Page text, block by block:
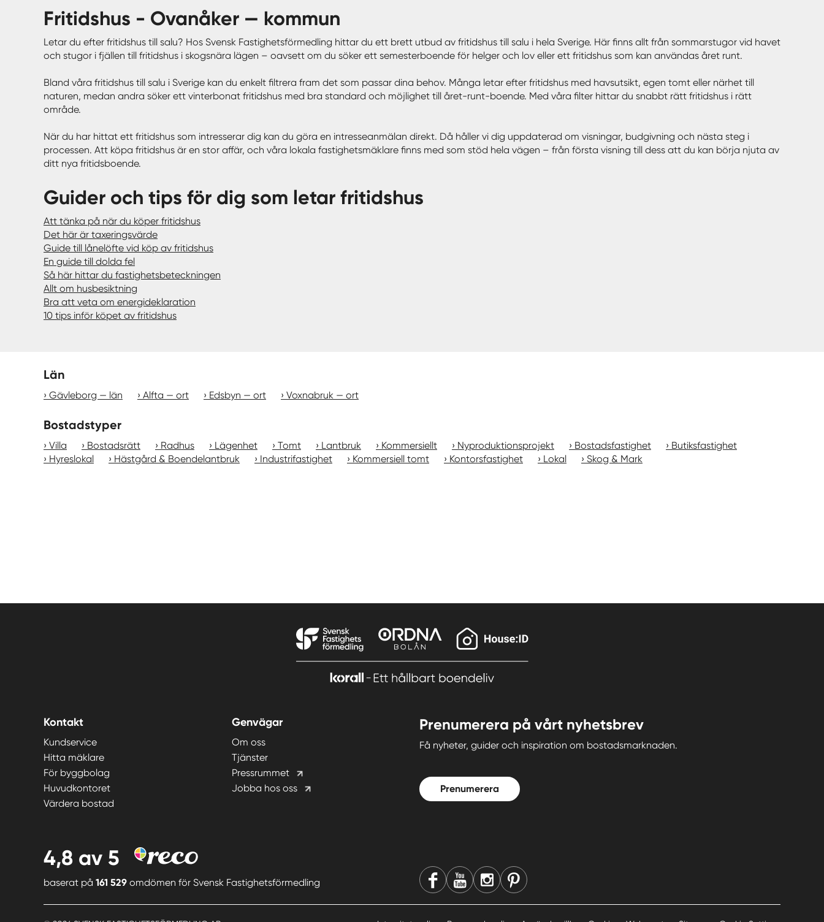
fritidshus - Ovanåker — kommun
Letar du efter fritidshus till salu? Hos Svensk Fastighetsförmedling hittar du ett brett utbud av fritidshus till salu i hela Sverige. Här finns allt från sommarstugor vid havet
och stugor i fjällen till fritidshus i skogsnära lägen – oavsett om du söker ett semesterboende för helger och lov eller ett fritidshus som kan användas året runt.
Bland våra fritidshus till salu i Sverige kan du enkelt filtrera fram det som passar dina behov. Många letar efter fritidshus med havsutsikt, egen tomt eller närhet till
naturen, medan andra söker ett vinterbonat fritidshus med bra standard och möjlighet till året-runt-boende. Med våra filter hittar du snabbt rätt fritidshus i rätt
område.
När du har hittat ett fritidshus som intresserar dig kan du göra en intresseanmälan direkt. Då håller vi dig uppdaterad om visningar, budgivning och nästa steg i
processen. Att köpa fritidshus är en stor affär, och våra lokala fastighetsmäklare finns med som stöd hela vägen – från första visning till dess att du kan börja njuta av
ditt nya fritidsboende.
Guider och tips för dig som letar fritidshus
Att tänka på när du köper fritidshus
Det här är taxeringsvärde
Guide till lånelöfte vid köp av fritidshus
En guide till dolda fel
Så här hittar du fastighetsbeteckningen
Allt om husbesiktning
Bra att veta om energideklaration
10 tips inför köpet av fritidshus
Län
Gävleborg — län Alfta — ort Edsbyn — ort Voxnabruk — ort
Bostadstyper
Villa Bostadsrätt Radhus Lägenhet Tomt Lantbruk Kommersiellt Nyproduktionsprojekt Bostadsfastighet
Butiksfastighet
Hyreslokal
Hästgård & Boendelantbruk Industrifastighet Kommersiell tomt Kontorsfastighet Lokal Skog & Mark
Kontakt
Kundservice
Hitta mäklare
För byggbolag
Huvudkontoret
Värdera bostad
Genvägar
Om oss
Tjänster
Pressrummet
Jobba hos oss
Prenumerera på vårt nyhetsbrev
Få nyheter, guider och inspiration om bostadsmarknaden.
Prenumerera
4,8 av 5
baserat på 161 529 omdömen för Svensk Fastighetsförmedling